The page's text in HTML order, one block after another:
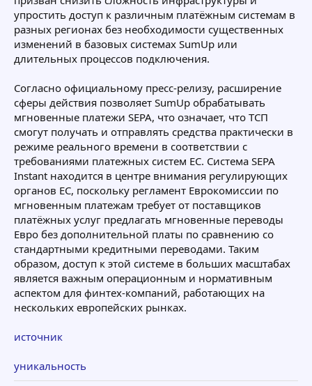
упростить доступ к различным платёжным системам в
разных регионах без необходимости существенных
изменений в базовых системах SumUp или
длительных процессов подключения.
Согласно официальному пресс-релизу, расширение
сферы действия позволяет SumUp обрабатывать
мгновенные платежи SEPA, что означает, что ТСП
смогут получать и отправлять средства практически в
режиме реального времени в соответствии с
требованиями платежных систем ЕС. Система SEPA
Instant находится в центре внимания регулирующих
органов ЕС, поскольку регламент Еврокомиссии по
мгновенным платежам требует от поставщиков
платёжных услуг предлагать мгновенные переводы
Евро без дополнительной платы по сравнению со
стандартными кредитными переводами. Таким
образом, доступ к этой системе в больших масштабах
является важным операционным и нормативным
аспектом для финтех-компаний, работающих на
нескольких европейских рынках.
источник
уникальность